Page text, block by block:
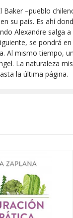
–pueblo
su país. Es ahí
Alexandre
se pondrá
Al mismo tiempo,
La naturaleza
la última página.